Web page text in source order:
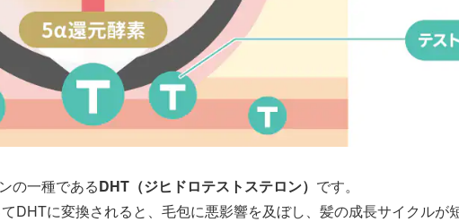
の一種であるDHT（ジヒドロテストステロン） です。
DHTに変換されると、毛包に悪影響を及ぼし、髪の成長サイクルが